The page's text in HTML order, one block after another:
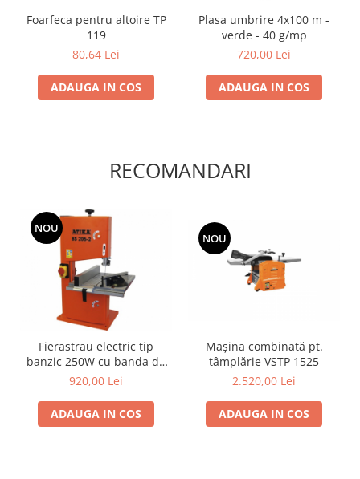
Sigurante electrice
Surse de iluminat
Scule pentru construcții
Plasa sarma galvanizata zincata
Sarma moale neagra pentru fierari
si dulgheri; sarma zincata; sarma
ghimpata
Plase din polietilena
Plase umbrire
Plase anti insecte
Plase anti pasari
Plase pentru castraveti
Mobilier PVC
Mobilier din PVC pentru casă
Mobilier PVC pentru grădină
Foarfeca pentru altoire TP
119
80,64 Lei
ADAUGA IN COS
Plasa umbrire 4x100 m -
verde - 40 g/mp
720,00 Lei
ADAUGA IN COS
RECOMANDARI
NOU
Fierastrau electric tip
banzic 250W cu banda de
taiere 1400mm
920,00 Lei
ADAUGA IN COS
NOU
Mașina combinată pt.
tâmplărie VSTP 1525
2.520,00 Lei
ADAUGA IN COS